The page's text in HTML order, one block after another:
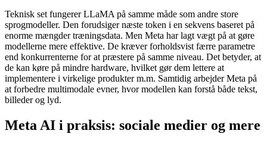
Teknisk set fungerer LLaMA på samme måde som andre store
sprogmodeller. Den forudsiger næste token i en sekvens baseret på
enorme mængder træningsdata. Men Meta har lagt vægt på at gøre
modellerne mere effektive. De kræver forholdsvist færre parametre
end konkurrenterne for at præstere på samme niveau. Det betyder, at
de kan køre på mindre hardware, hvilket gør dem lettere at
implementere i virkelige produkter m.m. Samtidig arbejder Meta på
at forbedre multimodale evner, hvor modellen kan forstå både tekst,
billeder og lyd.
Meta AI i praksis: sociale medier og mere